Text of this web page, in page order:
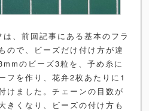
、前回記事にある基本のフラ
ので、ビーズだけ付け方が違
のビーズ3粒を、予め糸に
フを作り、花弁2枚あたりに1
けました。チェーンの目数が
きくなり、ビーズの付け方も